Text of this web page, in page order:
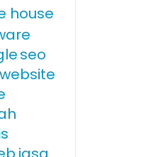
house
seo
website